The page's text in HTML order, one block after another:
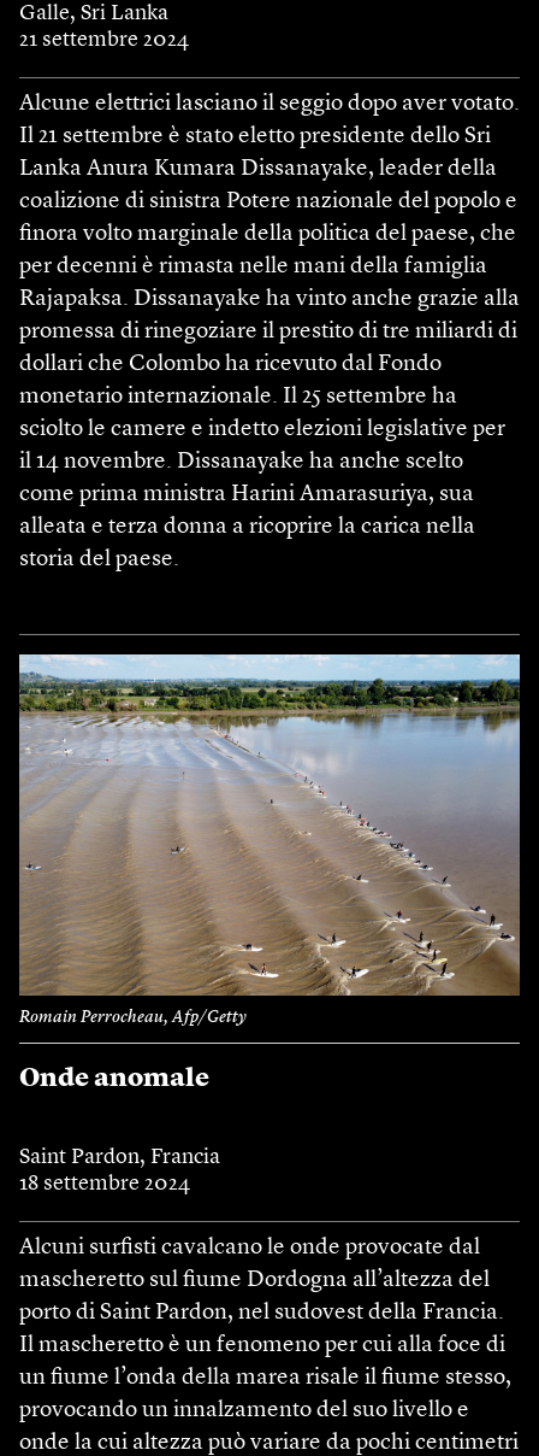
Galle, Sri Lanka
21 settembre 2024
Alcune elettrici lasciano il seggio dopo aver votato.
Il 21 settembre è stato eletto presidente dello Sri
Lanka Anura Kumara Dissanayake, leader della
coalizione di sinistra Potere nazionale del popolo e
finora volto marginale della politica del paese, che
per decenni è rimasta nelle mani della famiglia
Rajapaksa. Dissanayake ha vinto anche grazie alla
promessa di rinegoziare il prestito di tre miliardi di
dollari che Colombo ha ricevuto dal Fondo
monetario internazionale. Il 25 settembre ha
sciolto le camere e indetto elezioni legislative per
il 14 novembre. Dissanayake ha anche scelto
come prima ministra Harini Amarasuriya, sua
alleata e terza donna a ricoprire la carica nella
storia del paese.
Romain Perrocheau, Afp/Getty
Onde anomale
Saint Pardon, Francia
18 settembre 2024
Alcuni surfisti cavalcano le onde provocate dal
mascheretto sul fiume Dordogna all’altezza del
porto di Saint Pardon, nel sudovest della Francia.
Il mascheretto è un fenomeno per cui alla foce di
un fiume l’onda della marea risale il fiume stesso,
provocando un innalzamento del suo livello e
onde la cui altezza può variare da pochi centimetri